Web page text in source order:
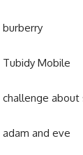
burberry
Tubidy Mobile
challenge about
adam and eve